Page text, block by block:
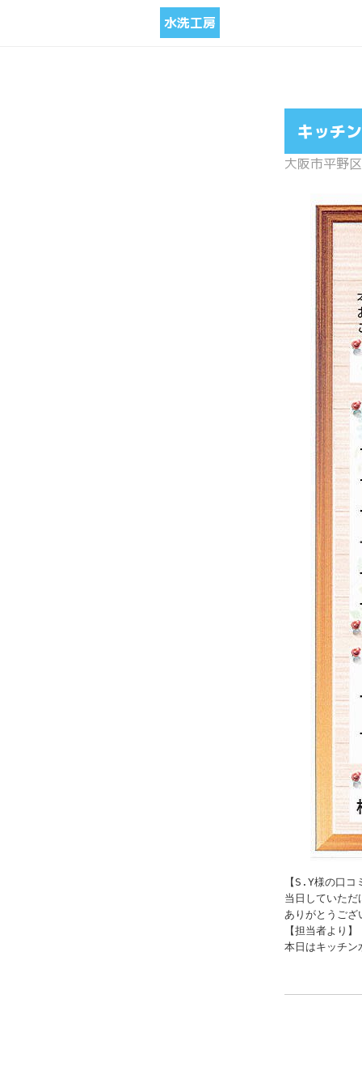
水洗工房
キッチ
大阪市平野区
【S.Y様の口コ
当日していただ
ありがとうござ
【担当者より】
本日はキッチン